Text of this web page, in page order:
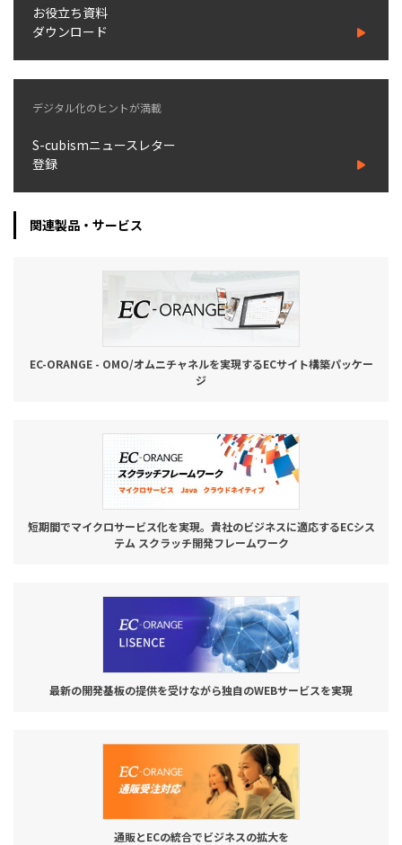
EC運用支援
スクラッチ開発
内製化支援
03-6432-0346
電話受付：平日 10:00~17:00
お問い合わせ
お役立ち資料
ダウンロード
デジタル化のヒントが満載
S-cubismニュースレター
登録
関連製品・サービス
EC-ORANGE - OMO/オムニチャネルを実現するECサイト構築パッケー
ジ
短期間でマイクロサービス化を実現。貴社のビジネスに適応するECシス
テム スクラッチ開発フレームワーク
最新の開発基板の提供を受けながら独自のWEBサービスを実現
通販とECの統合でビジネスの拡大を